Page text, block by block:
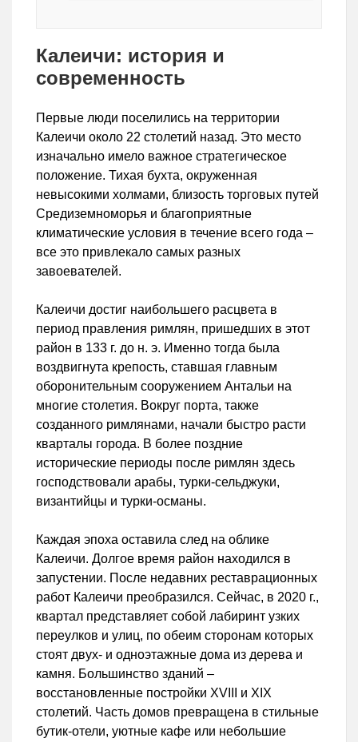
Калеичи: история и
современность
Первые люди поселились на территории
Калеичи около 22 столетий назад. Это место
изначально имело важное стратегическое
положение. Тихая бухта, окруженная
невысокими холмами, близость торговых путей
Средиземноморья и благоприятные
климатические условия в течение всего года –
все это привлекало самых разных
завоевателей.
Калеичи достиг наибольшего расцвета в
период правления римлян, пришедших в этот
район в 133 г. до н. э. Именно тогда была
воздвигнута крепость, ставшая главным
оборонительным сооружением Антальи на
многие столетия. Вокруг порта, также
созданного римлянами, начали быстро расти
кварталы города. В более поздние
исторические периоды после римлян здесь
господствовали арабы, турки-сельджуки,
византийцы и турки-османы.
Каждая эпоха оставила след на облике
Калеичи. Долгое время район находился в
запустении. После недавних реставрационных
работ Калеичи преобразился. Сейчас, в 2020 г.,
квартал представляет собой лабиринт узких
переулков и улиц, по обеим сторонам которых
стоят двух- и одноэтажные дома из дерева и
камня. Большинство зданий –
восстановленные постройки XVIII и XIX
столетий. Часть домов превращена в стильные
бутик-отели, уютные кафе или небольшие